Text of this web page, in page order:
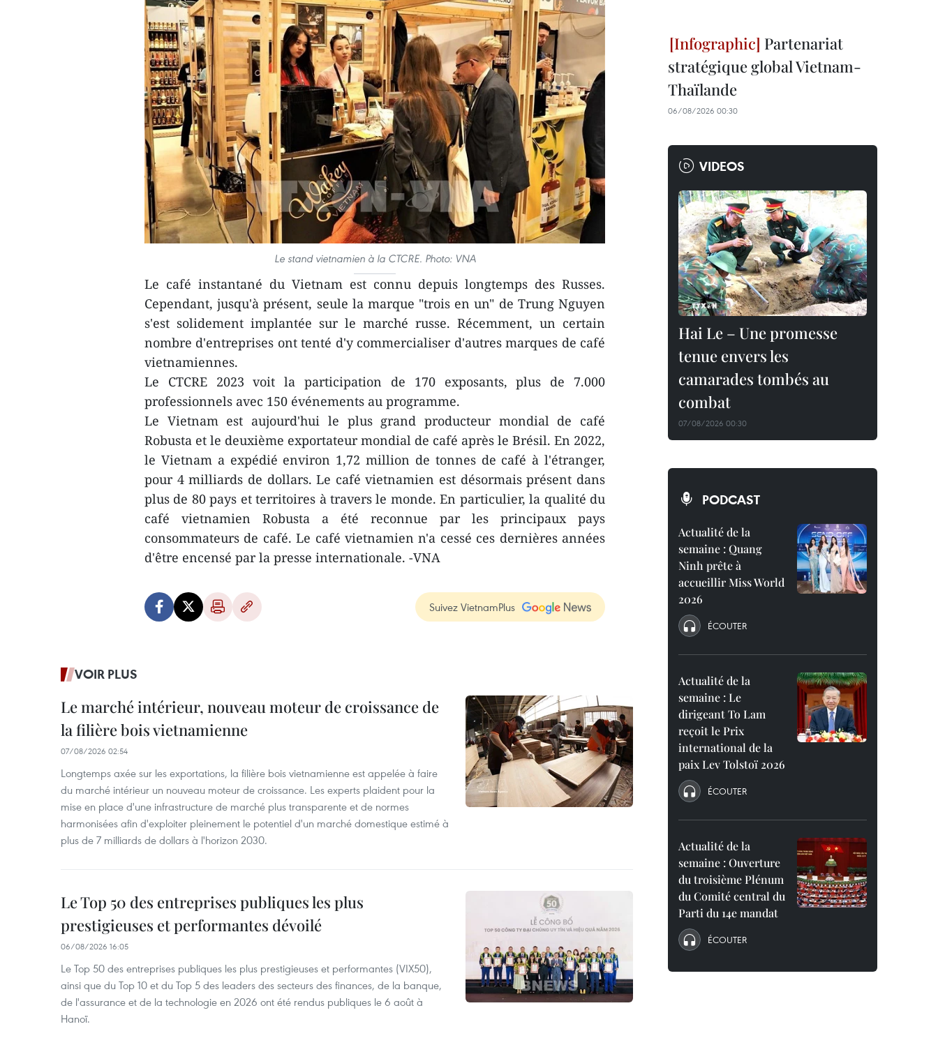
Le stand vietnamien à la CTCRE. Photo: VNA
Le café instantané du Vietnam est connu depuis longtemps des Russes.
Cependant, jusqu'à présent, seule la marque "trois en un" de Trung Nguyen
s'est solidement implantée sur le marché russe. Récemment, un certain
nombre d'entreprises ont tenté d'y commercialiser d'autres marques de café
vietnamiennes.
Le CTCRE 2023 voit la participation de 170 exposants, plus de 7.000
professionnels avec 150 événements au programme.
Le Vietnam est aujourd'hui le plus grand producteur mondial de café
Robusta et le deuxième exportateur mondial de café après le Brésil. En 2022,
le Vietnam a expédié environ 1,72 million de tonnes de café à l'étranger,
pour 4 milliards de dollars. Le café vietnamien est désormais présent dans
plus de 80 pays et territoires à travers le monde. En particulier, la qualité du
café vietnamien Robusta a été reconnue par les principaux pays
consommateurs de café. Le café vietnamien n'a cessé ces dernières années
d'être encensé par la presse internationale. -VNA
Suivez VietnamPlus
VOIR PLUS
Le marché intérieur, nouveau moteur de croissance de
la filière bois vietnamienne
07/08/2026 02:54
Longtemps axée sur les exportations, la filière bois vietnamienne est appelée à faire
du marché intérieur un nouveau moteur de croissance. Les experts plaident pour la
mise en place d'une infrastructure de marché plus transparente et de normes
harmonisées afin d'exploiter pleinement le potentiel d'un marché domestique estimé à
plus de 7 milliards de dollars à l'horizon 2030.
Le Top 50 des entreprises publiques les plus
prestigieuses et performantes dévoilé
06/08/2026 16:05
Le Top 50 des entreprises publiques les plus prestigieuses et performantes (VIX50),
ainsi que du Top 10 et du Top 5 des leaders des secteurs des finances, de la banque,
de l'assurance et de la technologie en 2026 ont été rendus publiques le 6 août à
Hanoï.
Partenariat
stratégique global Vietnam-
Thaïlande
06/08/2026 00:30
VIDEOS
Hai Le – Une promesse
tenue envers les
camarades tombés au
combat
07/08/2026 00:30
PODCAST
Actualité de la
semaine : Quang
Ninh prête à
accueillir Miss World
2026
ÉCOUTER
Actualité de la
semaine : Le
dirigeant To Lam
reçoit le Prix
international de la
paix Lev Tolstoï 2026
ÉCOUTER
Actualité de la
semaine : Ouverture
du troisième Plénum
du Comité central du
Parti du 14e mandat
ÉCOUTER